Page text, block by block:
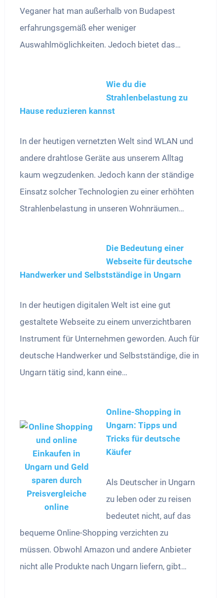
Veganer hat man außerhalb von Budapest
erfahrungsgemäß eher weniger
Auswahlmöglichkeiten. Jedoch bietet das…
Wie du die
Strahlenbelastung zu
Hause reduzieren kannst
In der heutigen vernetzten Welt sind WLAN und
andere drahtlose Geräte aus unserem Alltag
kaum wegzudenken. Jedoch kann der ständige
Einsatz solcher Technologien zu einer erhöhten
Strahlenbelastung in unseren Wohnräumen…
Die Bedeutung einer
Webseite für deutsche
Handwerker und Selbstständige in Ungarn
In der heutigen digitalen Welt ist eine gut
gestaltete Webseite zu einem unverzichtbaren
Instrument für Unternehmen geworden. Auch für
deutsche Handwerker und Selbstständige, die in
Ungarn tätig sind, kann eine…
Online-Shopping in
Ungarn: Tipps und
Tricks für deutsche
Käufer
Als Deutscher in Ungarn
zu leben oder zu reisen
bedeutet nicht, auf das
bequeme Online-Shopping verzichten zu
müssen. Obwohl Amazon und andere Anbieter
nicht alle Produkte nach Ungarn liefern, gibt…